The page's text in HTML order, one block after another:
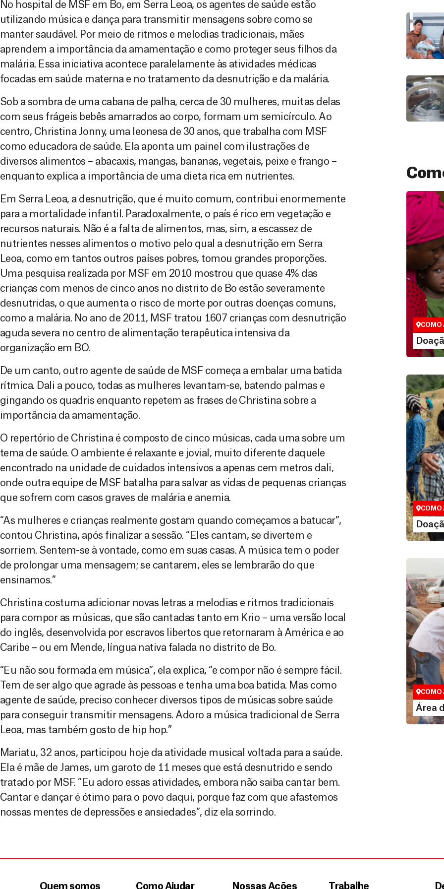
No hospital de MSF em Bo, em Serra Leoa, os agentes de saúde estão
utilizando música e dança para transmitir mensagens sobre como se
manter saudável. Por meio de ritmos e melodias tradicionais, mães
aprendem a importância da amamentação e como proteger seus filhos da
malária. Essa iniciativa acontece paralelamente às atividades médicas
focadas em saúde materna e no tratamento da desnutrição e da malária.
Sob a sombra de uma cabana de palha, cerca de 30 mulheres, muitas delas
com seus frágeis bebês amarrados ao corpo, formam um semicírculo. Ao
centro, Christina Jonny, uma leonesa de 30 anos, que trabalha com MSF
como educadora de saúde. Ela aponta um painel com ilustrações de
diversos alimentos – abacaxis, mangas, bananas, vegetais, peixe e frango –
enquanto explica a importância de uma dieta rica em nutrientes.
Em Serra Leoa, a desnutrição, que é muito comum, contribui enormemente
para a mortalidade infantil. Paradoxalmente, o país é rico em vegetação e
recursos naturais. Não é a falta de alimentos, mas, sim, a escassez de
nutrientes nesses alimentos o motivo pelo qual a desnutrição em Serra
Leoa, como em tantos outros países pobres, tomou grandes proporções.
Uma pesquisa realizada por MSF em 2010 mostrou que quase 4% das
crianças com menos de cinco anos no distrito de Bo estão severamente
desnutridas, o que aumenta o risco de morte por outras doenças comuns,
como a malária. No ano de 2011, MSF tratou 1607 crianças com desnutrição
aguda severa no centro de alimentação terapêutica intensiva da
organização em BO.
De um canto, outro agente de saúde de MSF começa a embalar uma batida
rítmica. Dali a pouco, todas as mulheres levantam-se, batendo palmas e
gingando os quadris enquanto repetem as frases de Christina sobre a
importância da amamentação.
O repertório de Christina é composto de cinco músicas, cada uma sobre um
tema de saúde. O ambiente é relaxante e jovial, muito diferente daquele
encontrado na unidade de cuidados intensivos a apenas cem metros dali,
onde outra equipe de MSF batalha para salvar as vidas de pequenas crianças
que sofrem com casos graves de malária e anemia.
“As mulheres e crianças realmente gostam quando começamos a batucar”,
contou Christina, após finalizar a sessão. “Eles cantam, se divertem e
sorriem. Sentem-se à vontade, como em suas casas. A música tem o poder
de prolongar uma mensagem; se cantarem, eles se lembrarão do que
ensinamos.”
Christina costuma adicionar novas letras a melodias e ritmos tradicionais
para compor as músicas, que são cantadas tanto em Krio – uma versão local
do inglês, desenvolvida por escravos libertos que retornaram à América e ao
Caribe – ou em Mende, língua nativa falada no distrito de Bo.
“Eu não sou formada em música”, ela explica, “e compor não é sempre fácil.
Tem de ser algo que agrade às pessoas e tenha uma boa batida. Mas como
agente de saúde, preciso conhecer diversos tipos de músicas sobre saúde
para conseguir transmitir mensagens. Adoro a música tradicional de Serra
Leoa, mas também gosto de hip hop.”
Mariatu, 32 anos, participou hoje da atividade musical voltada para a saúde.
Ela é mãe de James, um garoto de 11 meses que está desnutrido e sendo
tratado por MSF. “Eu adoro essas atividades, embora não saiba cantar bem.
Cantar e dançar é ótimo para o povo daqui, porque faz com que afastemos
nossas mentes de depressões e ansiedades”, diz ela sorrindo.
Doação
São as
que nos
vidas em
COMO
Você
maneiras,
valor que
COMO
Área
Espaço
COMO
Área
Quem somos Como Ajudar Nossas Ações Trabalhe